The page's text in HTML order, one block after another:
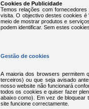
Cookies de Publicidade
Temos relações com
visita. O objectivo destes cookies é
meio de mostrar produtos e
podem identificar. Sem estes
Gestão de cookies
A maioria dos browsers permitem
terceiros) ou que seja avisado
nosso website não funcionará
todos os cookies e quiser fazer
abaixo como). Em vez de bloquear
site funcione correctamente.